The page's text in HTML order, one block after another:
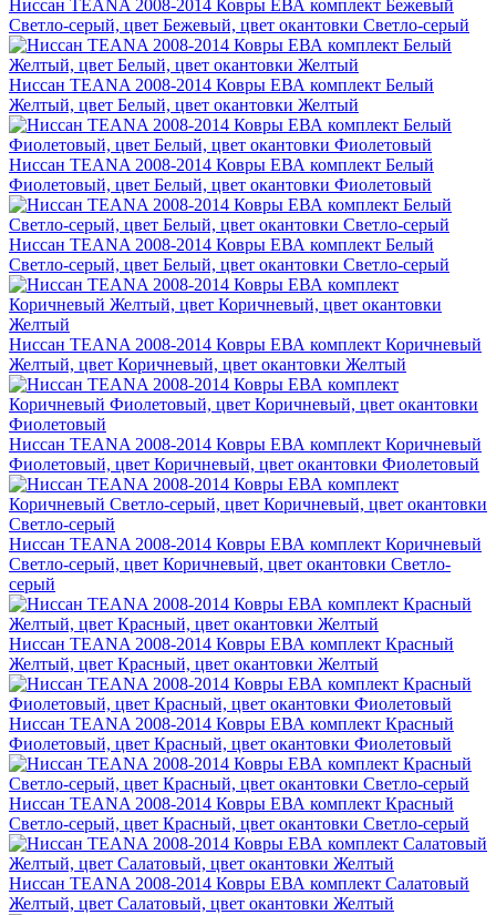
Ниссан TEANA 2008-2014 Ковры ЕВА комплект Бежевый
Светло-серый, цвет Бежевый, цвет окантовки Светло-серый
Ниссан TEANA 2008-2014 Ковры ЕВА комплект Белый
Желтый, цвет Белый, цвет окантовки Желтый
Ниссан TEANA 2008-2014 Ковры ЕВА комплект Белый
Фиолетовый, цвет Белый, цвет окантовки Фиолетовый
Ниссан TEANA 2008-2014 Ковры ЕВА комплект Белый
Светло-серый, цвет Белый, цвет окантовки Светло-серый
Ниссан TEANA 2008-2014 Ковры ЕВА комплект Коричневый
Желтый, цвет Коричневый, цвет окантовки Желтый
Ниссан TEANA 2008-2014 Ковры ЕВА комплект Коричневый
Фиолетовый, цвет Коричневый, цвет окантовки Фиолетовый
Ниссан TEANA 2008-2014 Ковры ЕВА комплект Коричневый
Светло-серый, цвет Коричневый, цвет окантовки Светло-
серый
Ниссан TEANA 2008-2014 Ковры ЕВА комплект Красный
Желтый, цвет Красный, цвет окантовки Желтый
Ниссан TEANA 2008-2014 Ковры ЕВА комплект Красный
Фиолетовый, цвет Красный, цвет окантовки Фиолетовый
Ниссан TEANA 2008-2014 Ковры ЕВА комплект Красный
Светло-серый, цвет Красный, цвет окантовки Светло-серый
Ниссан TEANA 2008-2014 Ковры ЕВА комплект Салатовый
Желтый, цвет Салатовый, цвет окантовки Желтый